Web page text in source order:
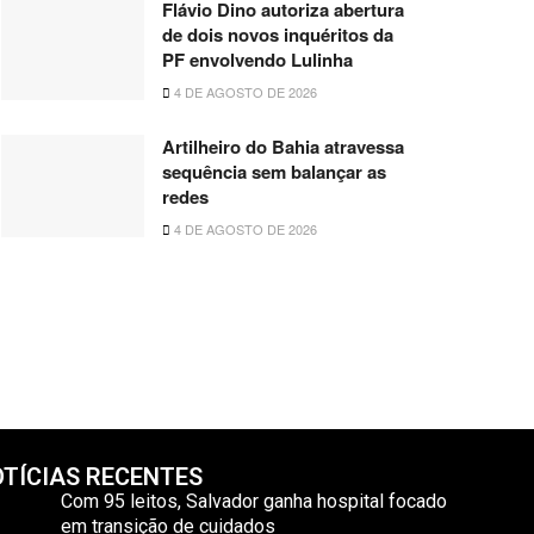
Flávio Dino autoriza abertura
de dois novos inquéritos da
PF envolvendo Lulinha
4 DE AGOSTO DE 2026
Artilheiro do Bahia atravessa
sequência sem balançar as
redes
4 DE AGOSTO DE 2026
RECENTES
Com 95 leitos, Salvador ganha hospital focado
em transição de cuidados